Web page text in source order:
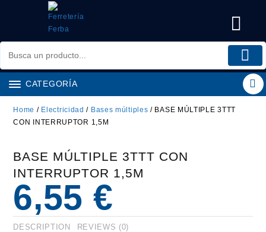
CATEGORÍA
Home / Electricidad / Bases múltiples / BASE MÚLTIPLE 3TTT
CON INTERRUPTOR 1,5M
BASE MÚLTIPLE 3TTT CON
INTERRUPTOR 1,5M
6,55 €
DESCRIPTION REVIEWS (0)